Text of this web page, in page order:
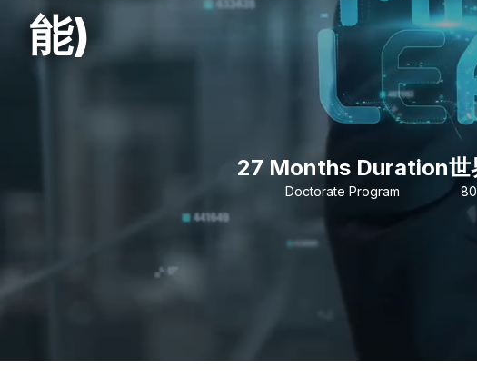
能)
27 Months Duration
Doctorate Program
世